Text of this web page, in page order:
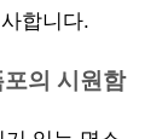
합니다.
의 시원함